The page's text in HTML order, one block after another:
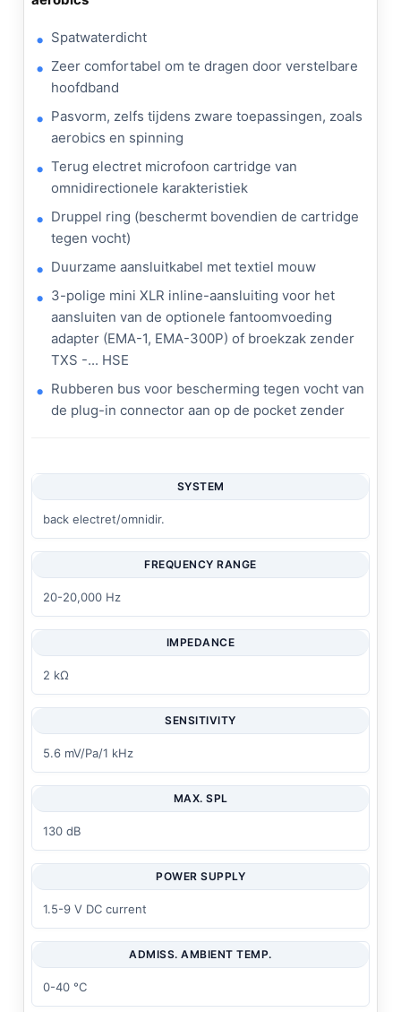
Spatwaterdicht
Zeer comfortabel om te dragen door verstelbare
hoofdband
Pasvorm, zelfs tijdens zware toepassingen, zoals
aerobics en spinning
Terug electret microfoon cartridge van
omnidirectionele karakteristiek
Druppel ring (beschermt bovendien de cartridge
tegen vocht)
Duurzame aansluitkabel met textiel mouw
3-polige mini XLR inline-aansluiting voor het
aansluiten van de optionele fantoomvoeding
adapter (EMA-1, EMA-300P) of broekzak zender
TXS -... HSE
Rubberen bus voor bescherming tegen vocht van
de plug-in connector aan op de pocket zender
SYSTEM
back electret/omnidir.
FREQUENCY RANGE
20-20,000 Hz
IMPEDANCE
2 kΩ
SENSITIVITY
5.6 mV/Pa/1 kHz
MAX. SPL
130 dB
POWER SUPPLY
1.5-9 V DC current
ADMISS. AMBIENT TEMP.
0-40 °C